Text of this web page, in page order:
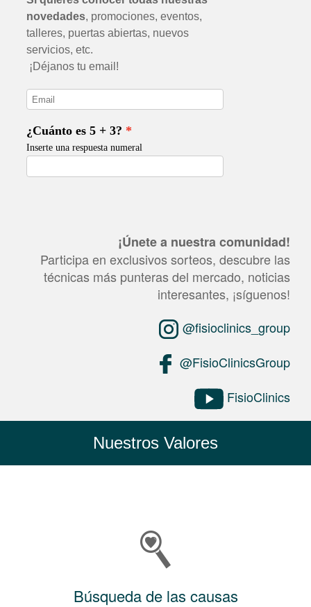
¡Únete a nuestra comunidad!
Participa en exclusivos sorteos, descubre las
técnicas más punteras del mercado, noticias
interesantes, ¡síguenos!
@fisioclinics_group
@FisioClinicsGroup
FisioClinics
Nuestros Valores
Búsqueda de las causas